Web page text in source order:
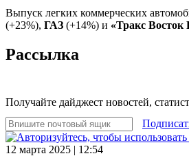
Выпуск легких коммерческих
(+23%), ГАЗ (+14%) и «Тракс Восток
Рассылка
Получайте дайджест новостей,
12 марта 2025 | 12:54